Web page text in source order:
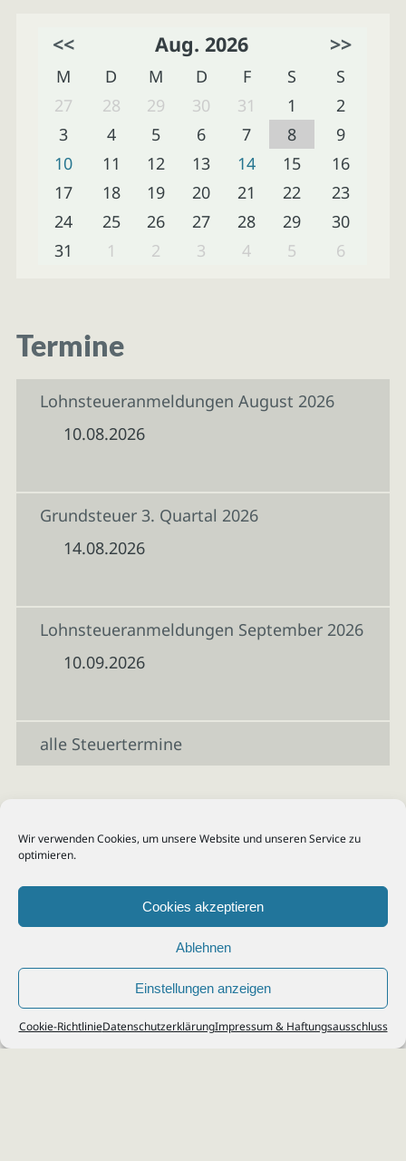
Wir verwenden Cookies, um unsere Website und unseren Service zu
optimieren.
Cookies akzeptieren
Ablehnen
Einstellungen anzeigen
Cookie-RichtlinieDatenschutzerklärungImpressum & Haftungsausschluss
<< Aug. 2026 >>
M D M D F S
S
27
28 29 30 31 1
2
3
4 5 6 7 8
9
10
11 12 13 14 15
16
17
18 19 20 21 22
23
24
25 26 27 28 29
30
31
1 2 3 4 5 6
Termine
Lohnsteueranmeldungen August 2026
10.08.2026
Grundsteuer 3. Quartal 2026
14.08.2026
Lohnsteueranmeldungen September 2026
10.09.2026
alle Steuertermine
© 2026Steuerberater Kempf, Köln - Steuerberatung Poll, Porz, Deutz, Mülheim,